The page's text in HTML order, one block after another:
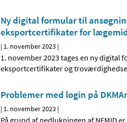
Ny digital formular til
eksportcertifikater for
| 1. november 2023 |
1. november 2023 tages en ny digital
eksportcertifikater og
Problemer med login på
| 1. november 2023 |